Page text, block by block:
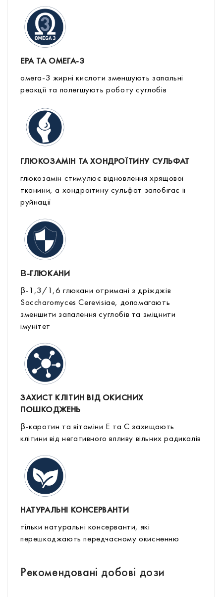
ЕPA ТА ОМЕГА-3
омега-3 жирні кислоти зменшують запальні
реакції та полегшують роботу суглобів
ГЛЮКОЗАМІН ТА ХОНДРОЇТИНУ СУЛЬФАТ
глюкозамін стимулює відновлення хрящової
тканини, а хондроїтину сульфат запобігає її
руйнації
Β-ГЛЮКАНИ
β-1,3/1,6 глюкани отримані з дріжджів
Saccharomyces Cerevisiae, допомагають
зменшити запалення суглобів та зміцнити
імунітет
ЗАХИСТ КЛІТИН ВІД ОКИСНИХ
ПОШКОДЖЕНЬ
β-каротин та вітаміни Е та С захищають
клітини від негативного впливу вільних радикалів
НАТУРАЛЬНІ КОНСЕРВАНТИ
тільки натуральні консерванти, які
перешкоджають передчасному окисненню
Рекомендовані добові дози